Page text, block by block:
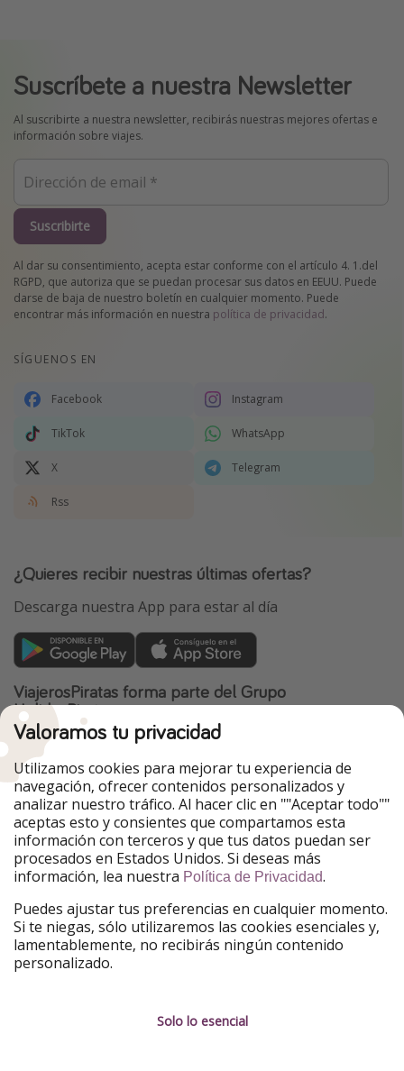
Suscríbete a nuestra Newsletter
Al suscribirte a nuestra newsletter, recibirás nuestras mejores ofertas e
información sobre viajes.
Suscribirte
Al dar su consentimiento, acepta estar conforme con el artículo 4. 1.del
RGPD, que autoriza que se puedan procesar sus datos en EEUU. Puede
darse de baja de nuestro boletín en cualquier momento. Puede
encontrar más información en nuestra política de privacidad.
SÍGUENOS EN
Facebook Instagram
TikTok WhatsApp
X Telegram
Rss
¿Quieres recibir nuestras últimas ofertas?
Descarga nuestra App para estar al día
ViajerosPiratas forma parte del Grupo
HolidayPirates
Nuestros mercados
PiratinViaggio
HolidayPirates
VakantiePiraten
WakacyjniPiraci
VoyagesPirates
Ferienpiraten
Urlaubspiraten
Urlaubspiraten
TravelPirates
Nuestro grupo
HolidayPirates Group
Conócenos mejor
Sobre ViajerosPiratas
Información legal
Valoramos tu privacidad
Utilizamos cookies para mejorar tu experiencia de
navegación, ofrecer contenidos personalizados y
analizar nuestro tráfico. Al hacer clic en ""Aceptar todo""
aceptas esto y consientes que compartamos esta
información con terceros y que tus datos puedan ser
procesados en Estados Unidos. Si deseas más
información, lea nuestra Política de Privacidad.
Puedes ajustar tus preferencias en cualquier momento.
Si te niegas, sólo utilizaremos las cookies esenciales y,
lamentablemente, no recibirás ningún contenido
personalizado.
Solo lo esencial